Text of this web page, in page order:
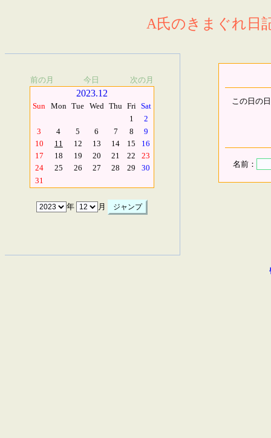
A氏のきまぐれ日
前の月 今日 次の月
2023.12
Sun Mon Tue Wed Thu Fri Sat
1
2
3
4 5 6 7 8
9
10
11 12 13 14 15
16
17
18 19 20 21 22
23
24
25 26 27 28 29
30
31
年 月
この日の
名前：